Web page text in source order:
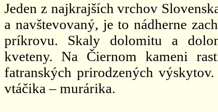
Jeden z najkrajších vrchov
a navštevovaný, je to nádherne
príkrovu. Skaly dolomitu a
kveteny. Na Čiernom kameni
fatranských prirodzených
vtáčika – murárika.